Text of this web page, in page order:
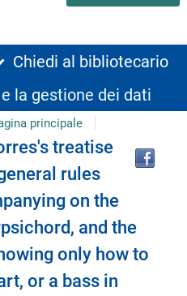
Chiedi al bibliotecario
la gestione dei dati
principale
treatise
rules
on the
and the
only how to
or a bass in